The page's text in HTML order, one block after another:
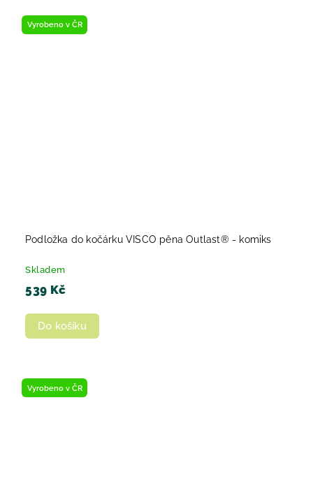
Vyrobeno v ČR
Podložka do kočárku VISCO pěna Outlast® - komiks
Skladem
539 Kč
Do košíku
Vyrobeno v ČR